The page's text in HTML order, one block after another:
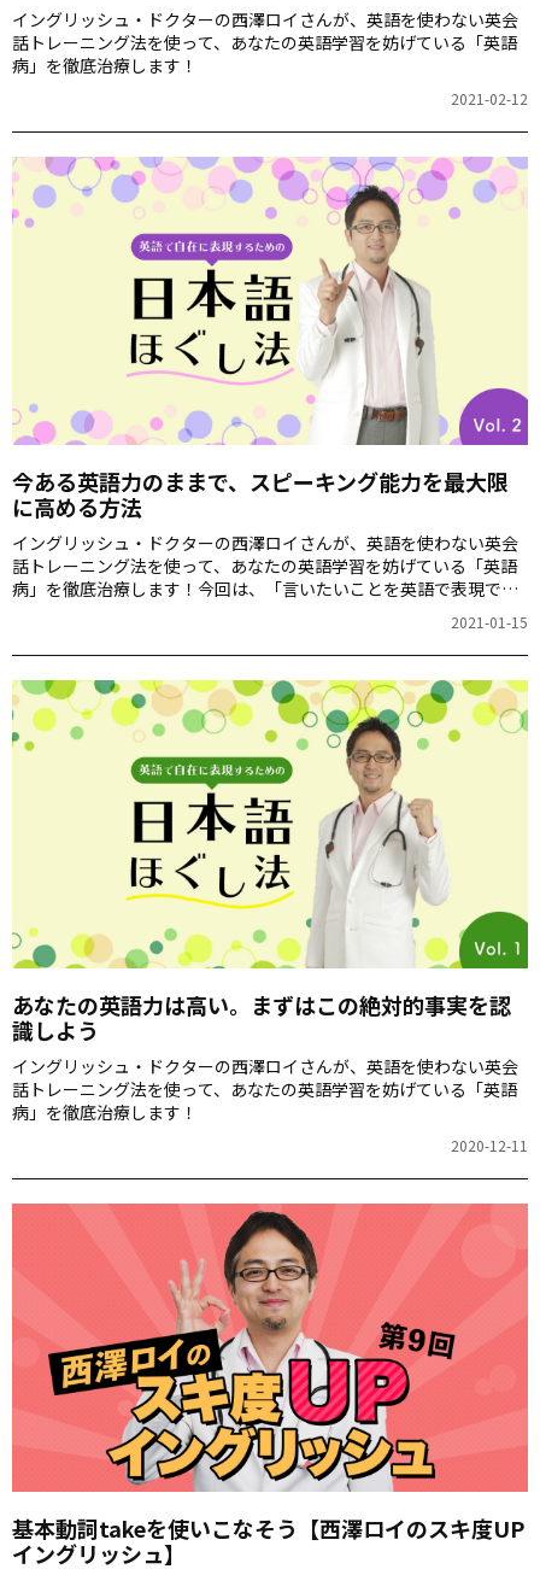
イングリッシュ・ドクターの西澤ロイさんが、英語を使わない英会
話トレーニング法を使って、あなたの英語学習を妨げている「英語
病」を徹底治療します！
2021-02-12
今ある英語力のままで、スピーキング能力を最大限
に高める方法
イングリッシュ・ドクターの西澤ロイさんが、英語を使わない英会
話トレーニング法を使って、あなたの英語学習を妨げている「英語
病」を徹底治療します！今回は、「言いたいことを英語で表現でき
2021-01-15
あなたの英語力は高い。まずはこの絶対的事実を認
識しよう
イングリッシュ・ドクターの西澤ロイさんが、英語を使わない英会
話トレーニング法を使って、あなたの英語学習を妨げている「英語
病」を徹底治療します！
2020-12-11
基本動詞takeを使いこなそう【西澤ロイのスキ度UP
イングリッシュ】